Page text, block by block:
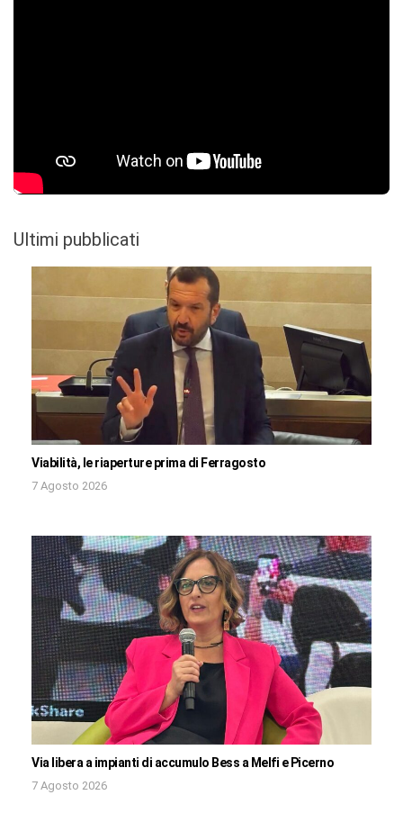
Ultimi pubblicati
Viabilità, le riaperture prima di Ferragosto
7 Agosto 2026
Via libera a impianti di accumulo Bess a Melfi e Picerno
7 Agosto 2026